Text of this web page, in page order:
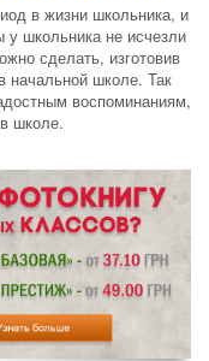
в жизни школьника, и
у школьника не исчезли
сделать, изготовив
школе. Так
воспоминаниям,
школе.